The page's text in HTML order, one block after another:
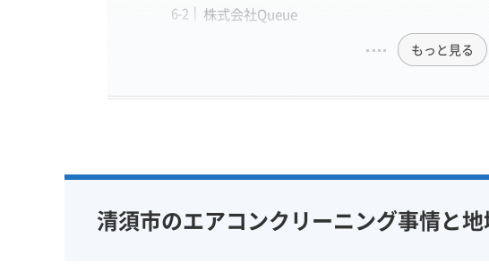
株式会社Queue
もっと見る
清須市のエアコンクリーニング事情と